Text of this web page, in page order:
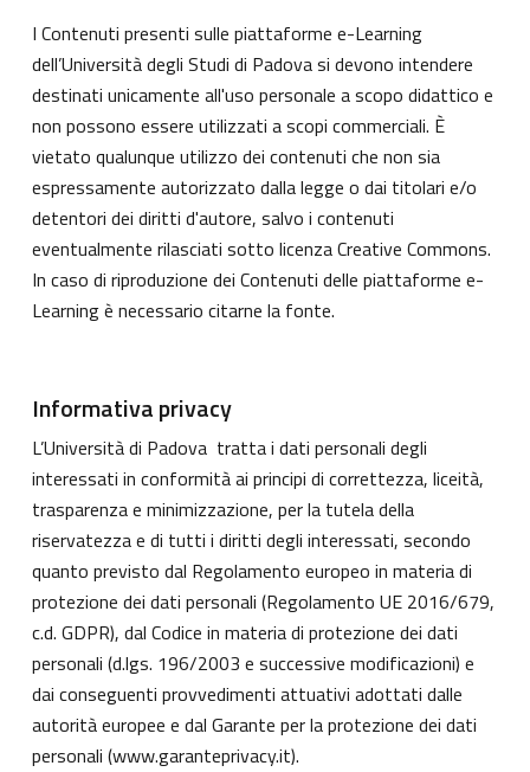
I Contenuti presenti sulle piattaforme e-Learning
dell’Università degli Studi di Padova si devono intendere
destinati unicamente all'uso personale a scopo didattico e
non possono essere utilizzati a scopi commerciali. È
vietato qualunque utilizzo dei contenuti che non sia
espressamente autorizzato dalla legge o dai titolari e/o
detentori dei diritti d'autore, salvo i contenuti
eventualmente rilasciati sotto licenza Creative Commons.
In caso di riproduzione dei Contenuti delle piattaforme e-
Learning è necessario citarne la fonte.
Informativa privacy
L’Università di Padova tratta i dati personali degli
interessati in conformità ai principi di correttezza, liceità,
trasparenza e minimizzazione, per la tutela della
riservatezza e di tutti i diritti degli interessati, secondo
quanto previsto dal Regolamento europeo in materia di
protezione dei dati personali (Regolamento UE 2016/679,
c.d. GDPR), dal Codice in materia di protezione dei dati
personali (d.lgs. 196/2003 e successive modificazioni) e
dai conseguenti provvedimenti attuativi adottati dalle
autorità europee e dal Garante per la protezione dei dati
personali (www.garanteprivacy.it).